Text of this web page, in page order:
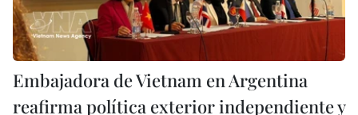
Embajadora de Vietnam en Argentina
reafirma política exterior independiente y